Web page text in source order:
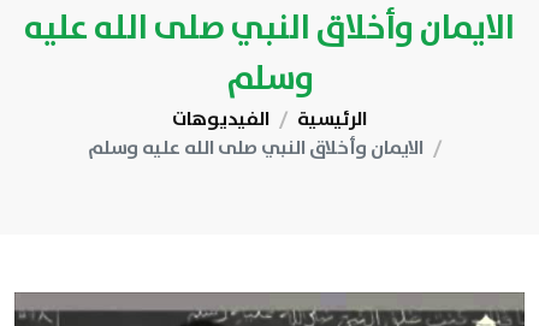
الايمان وأخلاق النبي صلى الله عليه
وسلم
الرئيسية
الفيديوهات
الايمان وأخلاق النبي صلى الله عليه وسلم